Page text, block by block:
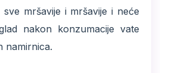
mršavije i mršavije i neće
nakon konzumacije vate
namirnica.